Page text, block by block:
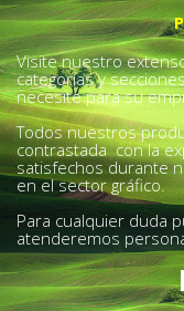
Visite nuestro
categorías y
necesite para su
Todos nuestros
contrastada con la
satisfechos durante
en el sector gráfico.
Para cualquier duda
atenderemos